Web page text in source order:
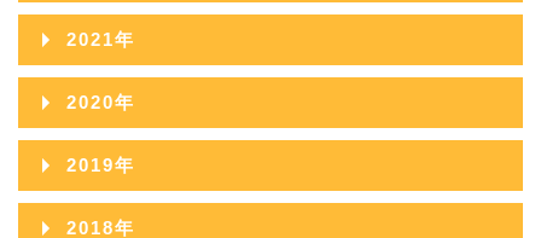
2026年03月
2026年02月
2026年01月
2025年08月
2025年07月
2025年06月
2025年05月
2024年09月
2024年08月
2024年07月
2024年06月
2023年11月
2023年10月
2023年09月
2023年08月
2023年07月
2022年12月
2022年11月
2022年10月
2022年09月
2022年08月
2021年
2021年12月
2021年11月
2021年10月
2020年
2020年12月
2020年11月
2019年
2019年12月
2018年